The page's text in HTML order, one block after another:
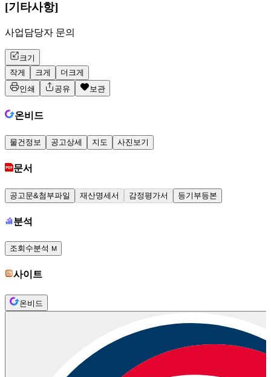
[기타사항]
사업담당자 문의
크기
작게
크게
더크게
인쇄
공유 보관
온비드
물건정보 공고상세 지도 사진보기
문서
공고문&첨부파일 재산명세서 감정평가서 등기부등본
분석
조회수분석 M
사이트
온비드